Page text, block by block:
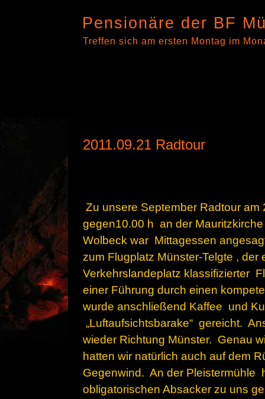
Pensionäre der BF
Treffen sich am ersten Montag im
2011.09.21 Radtour
Zu unsere September Radtour am
gegen10.00 h an der
Wolbeck war Mittagessen
zum Flugplatz Münster-Telgte , der
Verkehrslandeplatz klassifizierter
einer Führung durch einen
wurde anschließend Kaffee und
„Luftaufsichtsbarake“ gereicht.
wieder Richtung Münster. Genau
hatten wir natürlich auch auf dem
Gegenwind. An der Pleistermühle
obligatorischen Absacker zu uns